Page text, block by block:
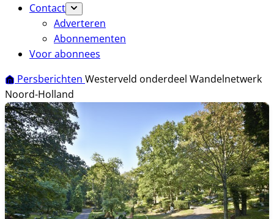
Contact
Adverteren
Abonnementen
Voor abonnees
Persberichten Westerveld onderdeel Wandelnetwerk
Noord-Holland